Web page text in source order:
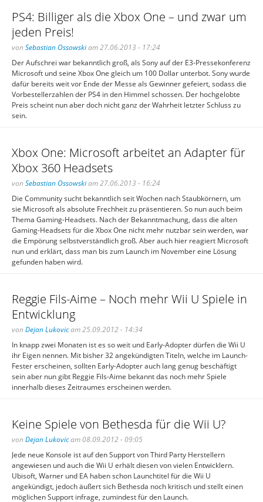
PS4: Billiger als die Xbox One – und zwar um
jeden Preis!
von Sebastian Ossowskiam 27.06.2013 - 17:24
Der Aufschrei war bekanntlich groß, als Sony auf der E3-Pressekonferenz
Microsoft und seine Xbox One gleich um 100 Dollar unterbot. Sony wurde
dafür bereits weit vor Ende der Messe als Gewinner gefeiert, sodass die
Vorbestellerzahlen der PS4 in den Himmel schossen. Der hochgelobte
Preis scheint nun aber doch nicht ganz der Wahrheit letzter Schluss zu
sein.
Xbox One: Microsoft arbeitet an Adapter für
Xbox 360 Headsets
von Sebastian Ossowskiam 27.06.2013 - 16:24
Die Community sucht bekanntlich seit Wochen nach Staubkörnern, um
sie Microsoft als absolute Frechheit zu präsentieren. So nun auch beim
Thema Gaming-Headsets. Nach der Bekanntmachung, dass die alten
Gaming-Headsets für die Xbox One nicht mehr nutzbar sein werden, war
die Empörung selbstverständlich groß. Aber auch hier reagiert Microsoft
nun und erklärt, dass man bis zum Launch im November eine Lösung
gefunden haben wird.
Reggie Fils-Aime – Noch mehr Wii U Spiele in
Entwicklung
von Dejan Lukovicam 25.09.2012 - 14:34
In knapp zwei Monaten ist es so weit und Early-Adopter dürfen die Wii U
ihr Eigen nennen. Mit bisher 32 angekündigten Titeln, welche im Launch-
Fester erscheinen, sollten Early-Adopter auch lang genug beschäftigt
sein aber nun gibt Reggie Fils-Aime bekannt das noch mehr Spiele
innerhalb dieses Zeitraumes erscheinen werden.
Keine Spiele von Bethesda für die Wii U?
von Dejan Lukovicam 08.09.2012 - 09:05
Jede neue Konsole ist auf den Support von Third Party Herstellern
angewiesen und auch die Wii U erhält diesen von vielen Entwicklern.
Ubisoft, Warner und EA haben schon Launchtitel für die Wii U
angekündigt, jedoch äußert sich Bethesda noch kritisch und stellt einen
möglichen Support infrage, zumindest für den Launch.